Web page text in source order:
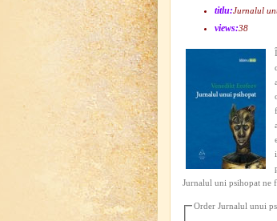
titlu:Jurnalul
views:38
Jurnalul uni psihopat ne
Order Jurnalul unui